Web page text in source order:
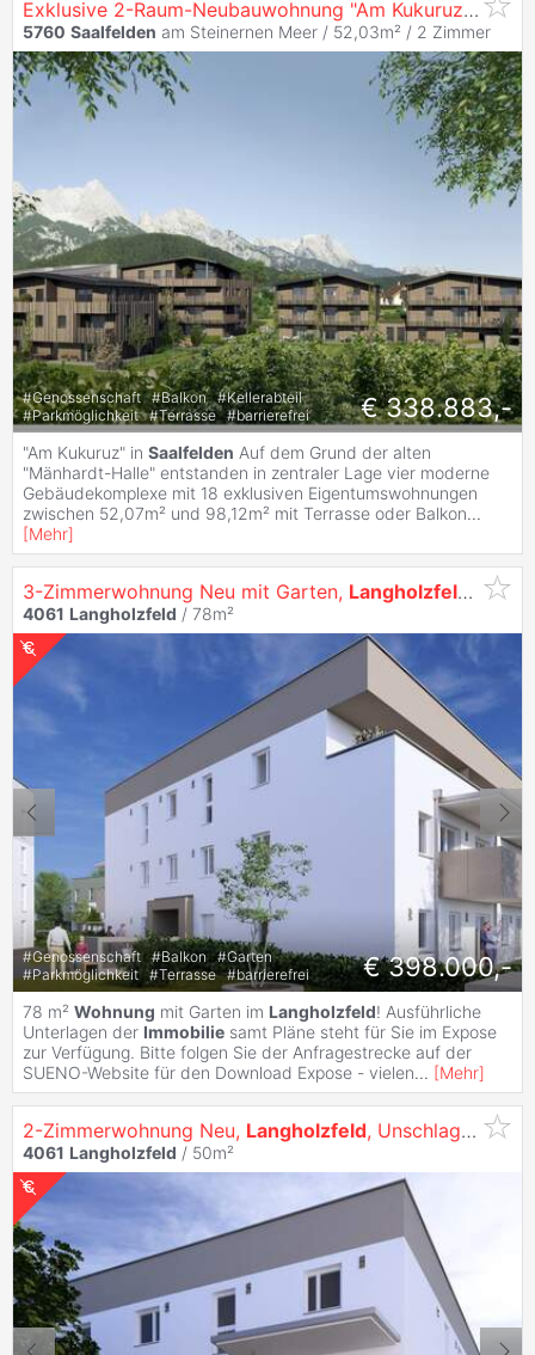
Exklusive 2-Raum-Neubauwohnung "Am Kukuruz" in
5760 Saalfelden am Steinernen Meer / 52,03m² / 2 Zimmer
#Genossenschaft #Balkon #Kellerabteil
#Parkmöglichkeit #Terrasse #barrierefrei € 338.883,-
"Am Kukuruz" in Saalfelden Auf dem Grund der alten
"Mänhardt-Halle" entstanden in zentraler Lage vier moderne
Gebäudekomplexe mit 18 exklusiven Eigentumswohnungen
zwischen 52,07m² und 98,12m² mit Terrasse oder Balkon...
[Mehr]
3-Zimmerwohnung Neu mit Garten, Langholzfeld ,
4061 Langholzfeld / 78m²
#Genossenschaft #Balkon #Garten
#Parkmöglichkeit #Terrasse #barrierefrei € 398.000,-
78 m² Wohnung mit Garten im Langholzfeld! Ausführliche
Unterlagen der Immobilie samt Pläne steht für Sie im Expose
zur Verfügung. Bitte folgen Sie der Anfragestrecke auf der
SUENO-Website für den Download Expose - vielen... [Mehr]
2-Zimmerwohnung Neu, Langholzfeld, Unschlagbarer Neubaupreis + Provisionsfrei!
4061 Langholzfeld / 50m²